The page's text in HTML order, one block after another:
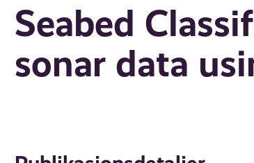
Seabed
sonar data